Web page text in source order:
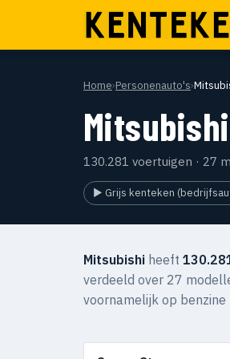
Home›Personenauto's›
Mitsubishi
130.281 voertuigen · 27
▶ Grijs kenteken
Mitsubishi heeft
verdeeld over 27
voornamelijk op benzine